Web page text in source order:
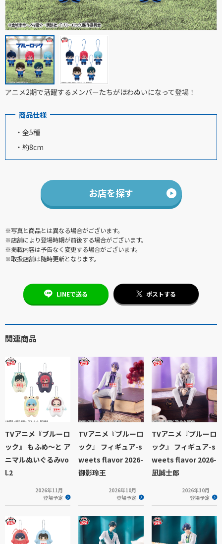
アニメ2期で活躍するメンバーたちがほわぬいになって登場！
商品仕様
・全5種
・約8cm
お店を探す
※写真と商品とは異なる場合がございます。
※店舗により登場時期が前後する場合がございます。
※掲載内容は予告なく変更する場合がございます。
※取扱店舗は随時更新となります。
LINEで送る ポストする
関連商品
TVアニメ『ブルーロ
ック』 もふめ～と ア
ニマルぬいぐるみvo
l.2
2026年11月
登場予定
TVアニメ『ブルーロ
ック』 フィギュア-s
weets flavor 2026-
御影玲王
2026年10月
登場予定
TVアニメ『ブルーロ
ック』 フィギュア-s
weets flavor 2026-
凪誠士郎
2026年10月
登場予定